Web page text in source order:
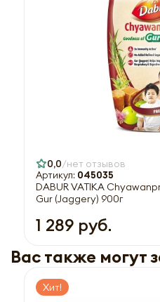
0,0 нет отзывов
Артикул: 045035
DABUR VATIKA
Gur (Jaggery) 900г
1 289 руб.
Вас также могут
Хит!